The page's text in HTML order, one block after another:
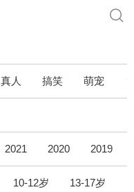
真人 搞笑 萌宠
2021 2020 2019
10-12岁 13-17岁